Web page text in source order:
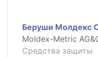
Беруши Молдекс
Moldex-Metric
Средства защиты